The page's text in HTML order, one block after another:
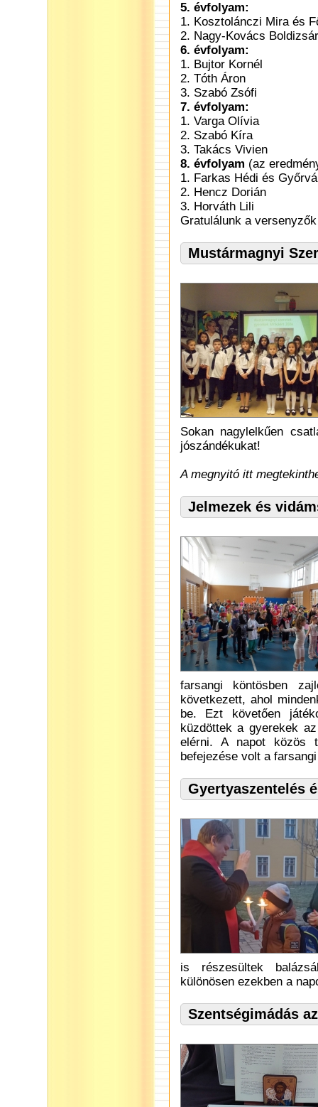
5. évfolyam:
1. Kosztolánczi Mira és
2. Nagy-Kovács
6. évfolyam:
1. Bujtor Kornél
2. Tóth Áron
3. Szabó Zsófi
7. évfolyam:
1. Varga Olívia
2. Szabó Kíra
3. Takács Vivien
8. évfolyam (az
1. Farkas Hédi és
2. Hencz Dorián
3. Horváth Lili
Gratulálunk a
Mustármagnyi
Sokan nagylelkűen
jószándékukat!
A megnyitó itt
Jelmezek és
farsangi köntösben
következett, ahol
be. Ezt követően
küzdöttek a gyerekek
elérni. A napot közös
befejezése volt a
Gyertyaszentelés
is részesültek
különösen ezekben a
Szentségimádás